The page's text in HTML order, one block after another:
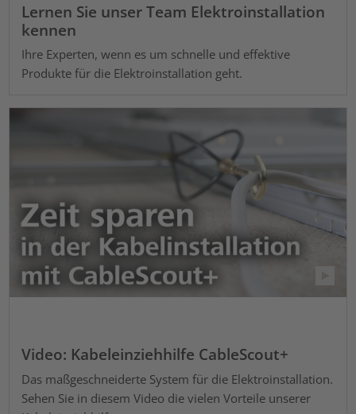
Lernen Sie unser Team Elektroinstallation
kennen
Ihre Experten, wenn es um schnelle und effektive
Produkte für die Elektroinstallation geht.
Video: Kabeleinziehhilfe CableScout+
Das maßgeschneiderte System für die Elektroinstallation.
Sehen Sie in diesem Video die vielen Vorteile unserer